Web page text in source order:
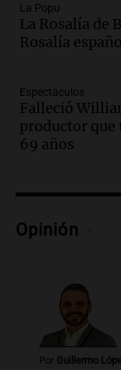
Audio.
Altas
teléfono
Episodios
Audio.
Group en
por estafa
venta de
Audio.El
la clase
Panorama
La Popu
La Rosalía de
Rosalía
Espectáculos
Falleció
productor que
69 años
Opinión
Por Guillermo